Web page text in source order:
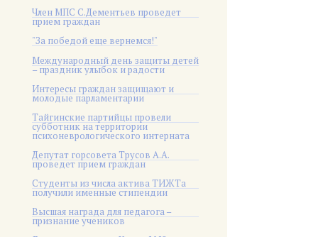
Член МПС С.Дементьев проведет
прием граждан
"За победой еще вернемся!"
Международный день защиты детей
– праздник улыбок и радости
Интересы граждан защищают и
молодые парламентарии
Тайгинские партийцы провели
субботник на территории
психоневрологического интерната
Депутат горсовета Трусов А.А.
проведет прием граждан
Студенты из числа актива ТИЖТа
получили именные стипендии
Высшая награда для педагога –
признание учеников